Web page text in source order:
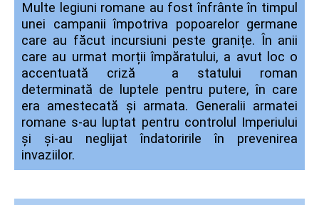
Multe legiuni romane au fost înfrânte în timpul
unei campanii împotriva popoarelor germane
care au făcut incursiuni peste granițe. În anii
care au urmat morții împăratului, a avut loc o
accentuată criză a statului roman
determinată de luptele pentru putere, în care
era amestecată și armata. Generalii armatei
romane s-au luptat pentru controlul Imperiului
și și-au neglijat îndatoririle în prevenirea
invaziilor.